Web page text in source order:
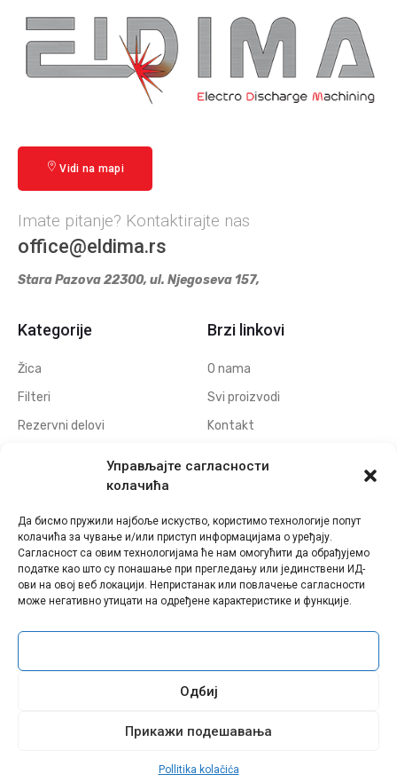
Управљајте сагласности
колачића
Да бисмо пружили најбоље искуство, користимо технологије попут
колачића за чување и/или приступ информацијама о уређају.
Сагласност са овим технологијама ће нам омогућити да обрађујемо
податке као што су понашање при прегледању или јединствени ИД-
ови на овој веб локацији. Непристанак или повлачење сагласности
може негативно утицати на одређене карактеристике и функције.
Одбиј
Прикажи подешавања
Pollitika kolačića
Vidi na mapi
Imate pitanje? Kontaktirajte nas
office@eldima.rs
Stara Pazova 22300, ul. Njegoseva 157,
Kategorije
Žica
Filteri
Rezervni delovi
Elektrode za erodiranje
Polufabrikati grafitnih
elektroda
Polufabrikati bakarnih
elektroda
Brzi linkovi
O nama
Svi proizvodi
Kontakt